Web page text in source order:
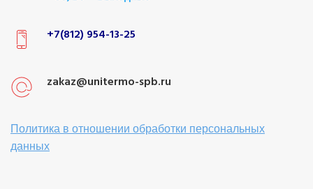
+7(812) 954-13-25
zakaz@unitermo-spb.ru
Политика в отношении обработки персональных
данных